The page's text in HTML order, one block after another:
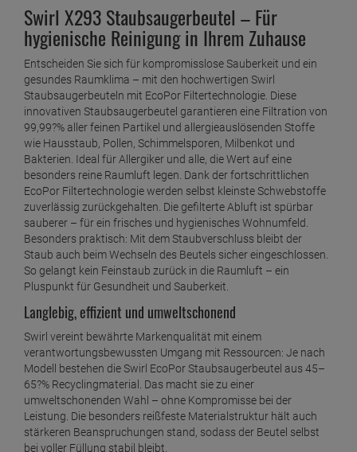
Swirl X293 Staubsaugerbeutel – Für
hygienische Reinigung in Ihrem Zuhause
Entscheiden Sie sich für kompromisslose Sauberkeit und ein
gesundes Raumklima – mit den hochwertigen Swirl
Staubsaugerbeuteln mit EcoPor Filtertechnologie. Diese
innovativen Staubsaugerbeutel garantieren eine Filtration von
99,99?% aller feinen Partikel und allergieauslösenden Stoffe
wie Hausstaub, Pollen, Schimmelsporen, Milbenkot und
Bakterien. Ideal für Allergiker und alle, die Wert auf eine
besonders reine Raumluft legen. Dank der fortschrittlichen
EcoPor Filtertechnologie werden selbst kleinste Schwebstoffe
zuverlässig zurückgehalten. Die gefilterte Abluft ist spürbar
sauberer – für ein frisches und hygienisches Wohnumfeld.
Besonders praktisch: Mit dem Staubverschluss bleibt der
Staub auch beim Wechseln des Beutels sicher eingeschlossen.
So gelangt kein Feinstaub zurück in die Raumluft – ein
Pluspunkt für Gesundheit und Sauberkeit.
Langlebig, effizient und umweltschonend
Swirl vereint bewährte Markenqualität mit einem
verantwortungsbewussten Umgang mit Ressourcen: Je nach
Modell bestehen die Swirl EcoPor Staubsaugerbeutel aus 45–
65?% Recyclingmaterial. Das macht sie zu einer
umweltschonenden Wahl – ohne Kompromisse bei der
Leistung. Die besonders reißfeste Materialstruktur hält auch
stärkeren Beanspruchungen stand, sodass der Beutel selbst
bei voller Füllung stabil bleibt.